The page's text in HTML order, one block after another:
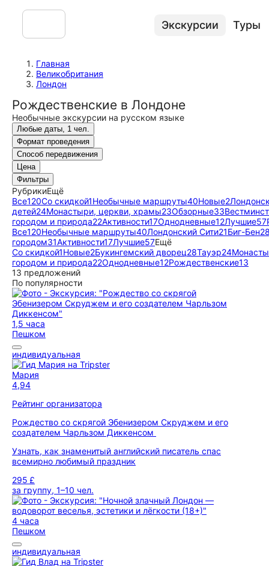
Экскурсии Туры
Главная
Великобритания
Лондон
Рождественские в Лондоне
Необычные экскурсии на русском языке
Любые даты, 1 чел.
Формат проведения
Способ передвижения
Цена
Фильтры
РубрикиЕщё
Все120Со скидкой1Необычные маршруты40Новые2
детей24Монастыри, церкви, храмы23Обзорные33
городом и природа22Активности17Однодневные12Лучшие57
Все120Необычные маршруты40Лондонский Сити21Биг-Бен
городом31Активности17Лучшие57Ещё
Со скидкой1Новые2Букингемский дворец28Тауэр24
городом и природа22Однодневные12Рождественские13
13 предложений
По популярности
1,5 часа
Пешком
индивидуальная
Мария
4,94
Рейтинг организатора
Рождество со скрягой Эбенизером Скруджем и его
создателем Чарльзом Диккенсом
Узнать, как знаменитый английский писатель спас
всемирно любимый праздник
295 £
за группу, 1–10 чел.
4 часа
Пешком
индивидуальная